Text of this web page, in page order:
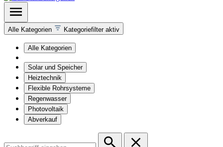
Alle Kategorien Kategoriefilter aktiv
Alle Kategorien
Solar und Speicher
Heiztechnik
Flexible Rohrsysteme
Regenwasser
Photovoltaik
Abverkauf